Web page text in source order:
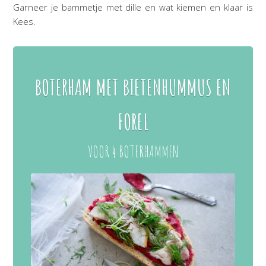
Garneer je bammetje met dille en wat kiemen en klaar is
Kees.
BOTERHAM MET BIETENHUMMUS EN
FOREL
VOOR 4 BOTERHAMMEN